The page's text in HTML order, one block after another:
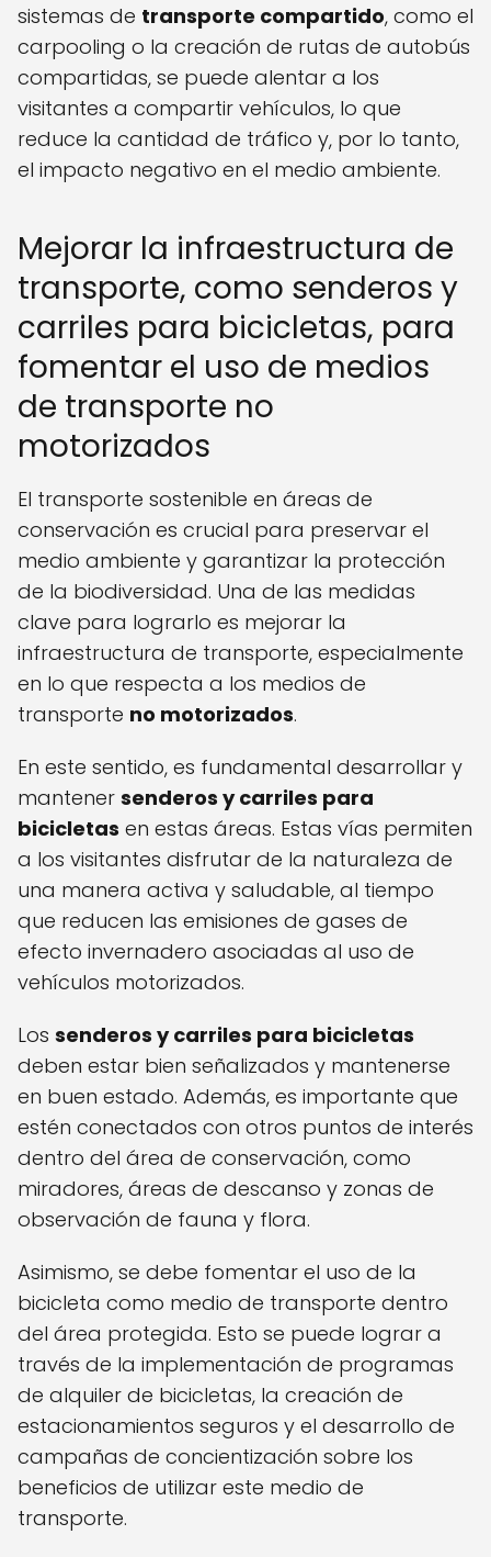
sistemas de transporte compartido, como el
carpooling o la creación de rutas de autobús
compartidas, se puede alentar a los
visitantes a compartir vehículos, lo que
reduce la cantidad de tráfico y, por lo tanto,
el impacto negativo en el medio ambiente.
Mejorar la infraestructura de
transporte, como senderos y
carriles para bicicletas, para
fomentar el uso de medios
de transporte no
motorizados
El transporte sostenible en áreas de
conservación es crucial para preservar el
medio ambiente y garantizar la protección
de la biodiversidad. Una de las medidas
clave para lograrlo es mejorar la
infraestructura de transporte, especialmente
en lo que respecta a los medios de
transporte no motorizados.
En este sentido, es fundamental desarrollar y
mantener senderos y carriles para
bicicletas en estas áreas. Estas vías permiten
a los visitantes disfrutar de la naturaleza de
una manera activa y saludable, al tiempo
que reducen las emisiones de gases de
efecto invernadero asociadas al uso de
vehículos motorizados.
Los senderos y carriles para bicicletas
deben estar bien señalizados y mantenerse
en buen estado. Además, es importante que
estén conectados con otros puntos de interés
dentro del área de conservación, como
miradores, áreas de descanso y zonas de
observación de fauna y flora.
Asimismo, se debe fomentar el uso de la
bicicleta como medio de transporte dentro
del área protegida. Esto se puede lograr a
través de la implementación de programas
de alquiler de bicicletas, la creación de
estacionamientos seguros y el desarrollo de
campañas de concientización sobre los
beneficios de utilizar este medio de
transporte.